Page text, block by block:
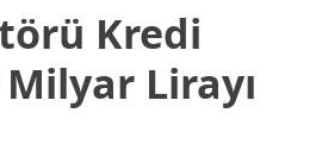
Kredi
Lirayı